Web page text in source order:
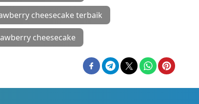
cheesecake terbaik
cheesecake